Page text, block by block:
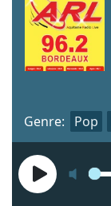
Genre: Pop